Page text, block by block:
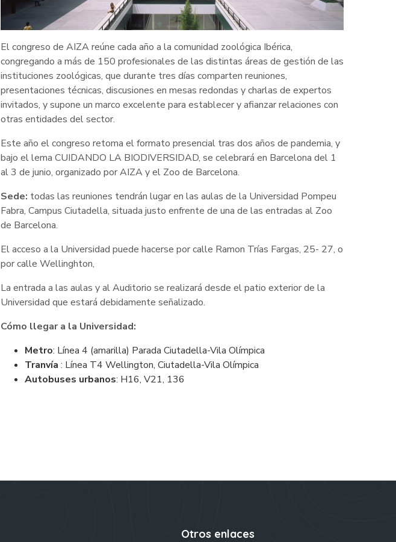
El congreso de AIZA reúne cada año a la comunidad zoológica Ibérica,
congregando a más de 150 profesionales de las distintas áreas de gestión de las
instituciones zoológicas, que durante tres días comparten reuniones,
presentaciones técnicas, discusiones en mesas redondas y charlas de expertos
invitados, y supone un marco excelente para establecer y afianzar relaciones con
otras entidades del sector.
Este año el congreso retoma el formato presencial tras dos años de pandemia, y
bajo el lema CUIDANDO LA BIODIVERSIDAD, se celebrará en Barcelona del 1
al 3 de junio, organizado por AIZA y el Zoo de Barcelona.
Sede: todas las reuniones tendrán lugar en las aulas de la Universidad Pompeu
Fabra, Campus Ciutadella, situada justo enfrente de una de las entradas al Zoo
de Barcelona.
El acceso a la Universidad puede hacerse por calle Ramon Trías Fargas, 25- 27, o
por calle Wellinghton,
La entrada a las aulas y al Auditorio se realizará desde el patio exterior de la
Universidad que estará debidamente señalizado.
Cómo llegar a la Universidad:
Metro: Línea 4 (amarilla) Parada Ciutadella-Vila Olímpica
Tranvía : Línea T4 Wellington, Ciutadella-Vila Olímpica
Autobuses urbanos: H16, V21, 136
Otros enlaces